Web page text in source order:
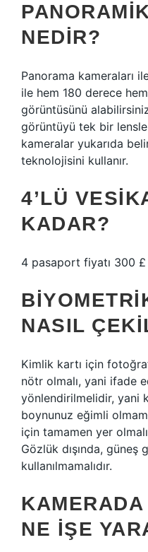
NEDIR?
Panorama kameraları
ile hem 180 derece
görüntüsünü
görüntüyü tek bir lensle
kameralar yukarıda
teknolojisini kullanır.
4’LÜ
KADAR?
4 pasaport fiyatı 300 £
NASIL
Kimlik kartı için
nötr olmalı, yani ifade
yönlendirilmelidir, yani
boynunuz eğimli
için tamamen yer
Gözlük dışında,
kullanılmamalıdır.
NE IŞE